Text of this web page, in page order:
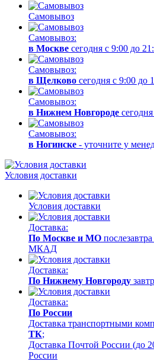
Самовывоз
Самовывоз:
в Москве сегодня с 9:00 до
Самовывоз:
в Щелково сегодня с 9:00 до
Самовывоз:
в Нижнем Новгороде
Самовывоз:
в Ногинске - уточните у
Условия доставки
Условия доставки
Доставка:
По Москве и МО
МКАД
Доставка:
По Нижнему Новгороду
Доставка:
По России
Доставка транспортными
ТК;
Доставка Почтой России (до
России